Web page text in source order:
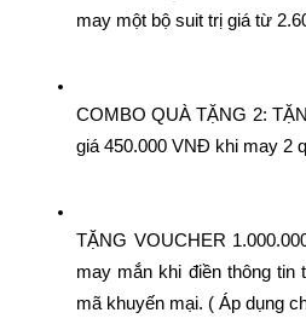
may một bộ suit trị giá từ
COMBO QUÀ TẶNG 2:
giá 450.000 VNĐ khi may 2
TẶNG VOUCHER
may mắn khi điền thông tin
mã khuyến mại. ( Áp dụng